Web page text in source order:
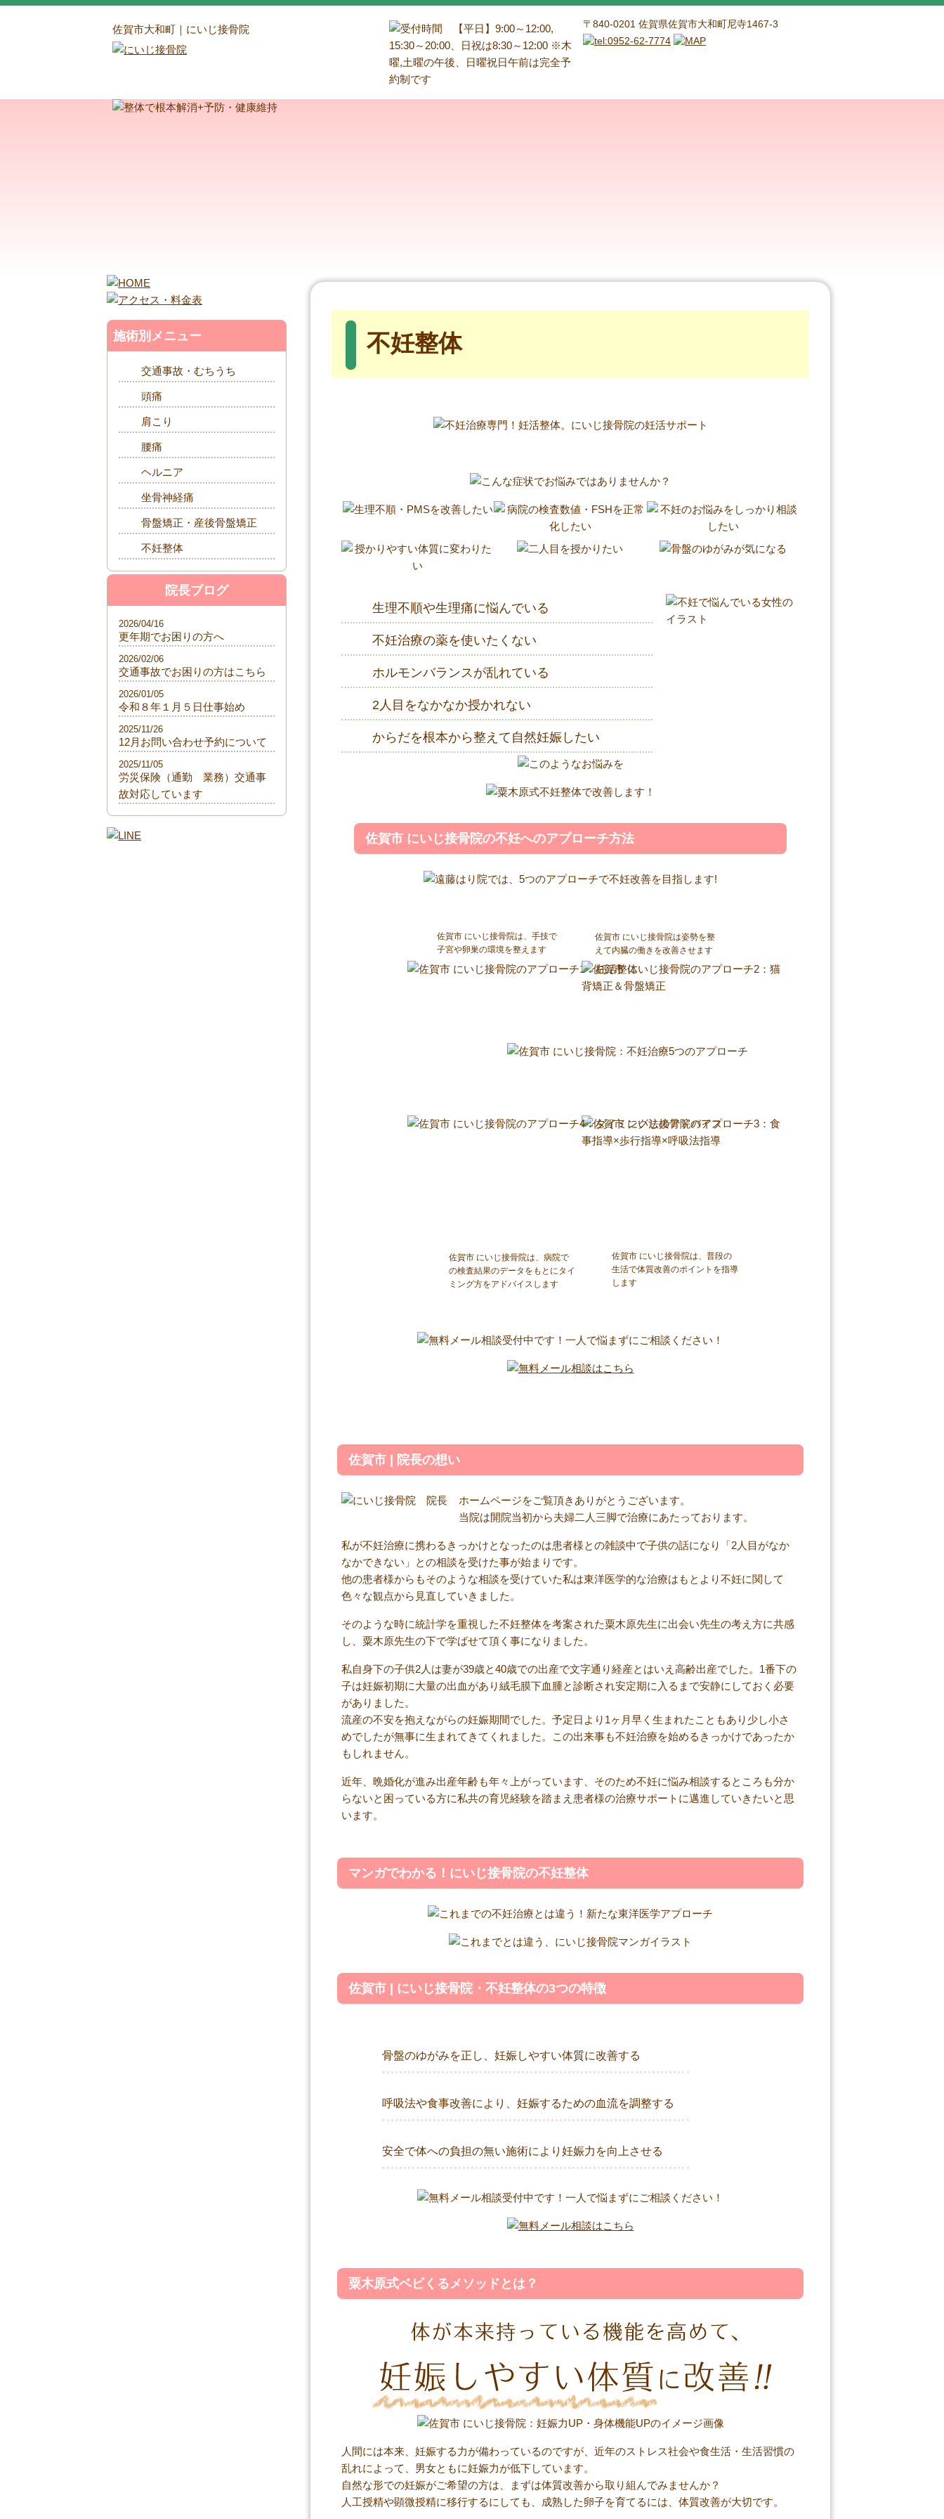
佐賀市大和町｜にいじ接骨院 〒840-0201 佐賀県佐賀市大和町尼寺1467-3
不妊整体
生理不順や生理痛に悩んでいる
不妊治療の薬を使いたくない
ホルモンバランスが乱れている
2人目をなかなか授かれない
からだを根本から整えて自然妊娠したい
佐賀市 にいじ接骨院の不妊へのアプローチ方法
佐賀市 にいじ接骨院は、手技で
子宮や卵巣の環境を整えます
佐賀市 にいじ接骨院は姿勢を整
えて内臓の働きを改善させます
佐賀市 にいじ接骨院は、普段の
生活で体質改善のポイントを指導
します
佐賀市 にいじ接骨院は、病院で
の検査結果のデータをもとにタイ
ミング方をアドバイスします
佐賀市 | 院長の想い
ホームページをご覧頂きありがとうございます。
当院は開院当初から夫婦二人三脚で治療にあたっております。
私が不妊治療に携わるきっかけとなったのは患者様との雑談中で子供の話になり「2人目がなか
なかできない」との相談を受けた事が始まりです。
他の患者様からもそのような相談を受けていた私は東洋医学的な治療はもとより不妊に関して
色々な観点から見直していきました。
そのような時に統計学を重視した不妊整体を考案された粟木原先生に出会い先生の考え方に共感
し、粟木原先生の下で学ばせて頂く事になりました。
私自身下の子供2人は妻が39歳と40歳での出産で文字通り経産とはいえ高齢出産でした。1番下の
子は妊娠初期に大量の出血があり絨毛膜下血腫と診断され安定期に入るまで安静にしておく必要
がありました。
流産の不安を抱えながらの妊娠期間でした。予定日より1ヶ月早く生まれたこともあり少し小さ
めでしたが無事に生まれてきてくれました。この出来事も不妊治療を始めるきっかけであったか
もしれません。
近年、晩婚化が進み出産年齢も年々上がっています、そのため不妊に悩み相談するところも分か
らないと困っている方に私共の育児経験を踏まえ患者様の治療サポートに邁進していきたいと思
います。
マンガでわかる！にいじ接骨院の不妊整体
佐賀市 | にいじ接骨院・不妊整体の3つの特徴
骨盤のゆがみを正し、妊娠しやすい体質に改善する
呼吸法や食事改善により、妊娠するための血流を調整する
安全で体への負担の無い施術により妊娠力を向上させる
粟木原式ベビくるメソッドとは？
人間には本来、妊娠する力が備わっているのですが、近年のストレス社会や食生活・生活習慣の
乱れによって、男女ともに妊娠力が低下しています。
自然な形での妊娠がご希望の方は、まずは体質改善から取り組んでみませんか？
人工授精や顕微授精に移行するにしても、成熟した卵子を育てるには、体質改善が大切です。
施術別メニュー
交通事故・むちうち
頭痛
肩こり
腰痛
ヘルニア
坐骨神経痛
骨盤矯正・産後骨盤矯正
不妊整体
院長ブログ
更年期でお困りの方へ
2026/04/16
交通事故でお困りの方はこちら
2026/02/06
令和８年１月５日仕事始め
2026/01/05
12月お問い合わせ予約について
2025/11/26
労災保険（通勤 業務）交通事
故対応しています
2025/11/05